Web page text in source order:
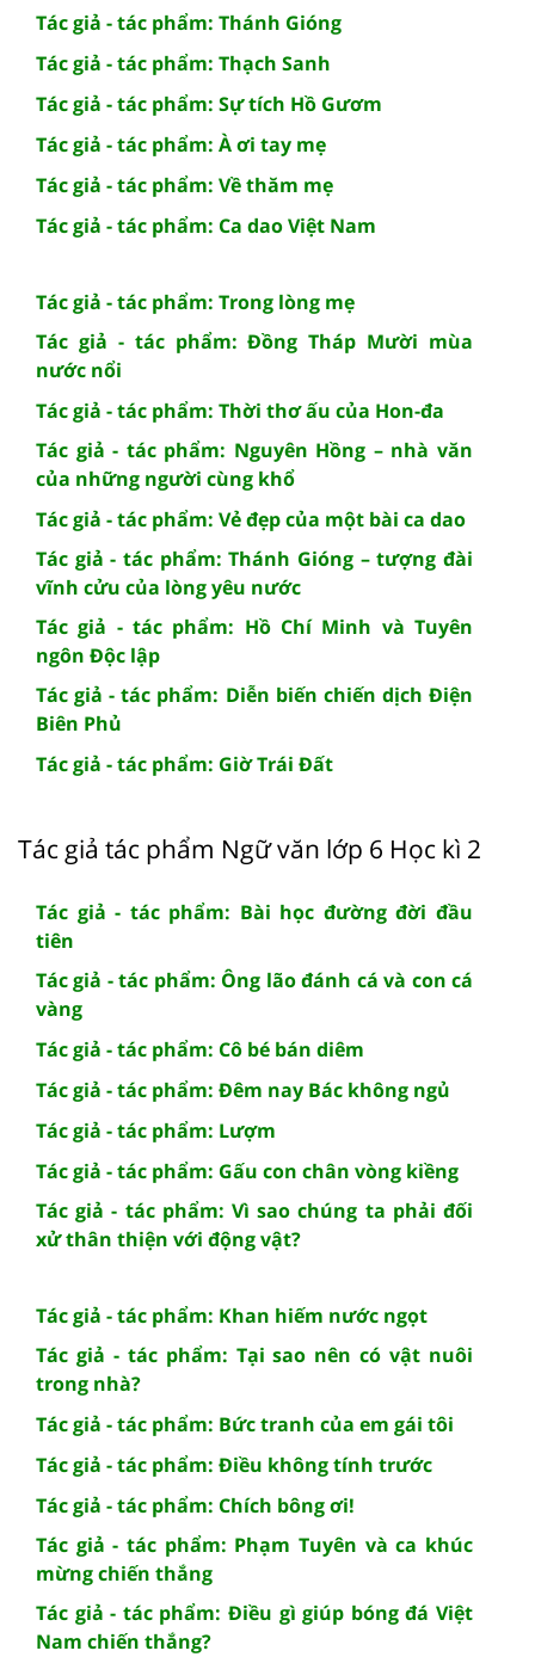
Tác giả - tác phẩm: Thánh Gióng
Tác giả - tác phẩm: Thạch Sanh
Tác giả - tác phẩm: Sự tích Hồ Gươm
Tác giả - tác phẩm: À ơi tay mẹ
Tác giả - tác phẩm: Về thăm mẹ
Tác giả - tác phẩm: Ca dao Việt Nam
Tác giả - tác phẩm: Trong lòng mẹ
Tác giả - tác phẩm: Đồng Tháp Mười mùa
nước nổi
Tác giả - tác phẩm: Thời thơ ấu của Hon-đa
Tác giả - tác phẩm: Nguyên Hồng – nhà văn
của những người cùng khổ
Tác giả - tác phẩm: Vẻ đẹp của một bài ca dao
Tác giả - tác phẩm: Thánh Gióng – tượng đài
vĩnh cửu của lòng yêu nước
Tác giả - tác phẩm: Hồ Chí Minh và Tuyên
ngôn Độc lập
Tác giả - tác phẩm: Diễn biến chiến dịch Điện
Biên Phủ
Tác giả - tác phẩm: Giờ Trái Đất
Tác giả tác phẩm Ngữ văn lớp 6 Học kì 2
Tác giả - tác phẩm: Bài học đường đời đầu
tiên
Tác giả - tác phẩm: Ông lão đánh cá và con cá
vàng
Tác giả - tác phẩm: Cô bé bán diêm
Tác giả - tác phẩm: Đêm nay Bác không ngủ
Tác giả - tác phẩm: Lượm
Tác giả - tác phẩm: Gấu con chân vòng kiềng
Tác giả - tác phẩm: Vì sao chúng ta phải đối
xử thân thiện với động vật?
Tác giả - tác phẩm: Khan hiếm nước ngọt
Tác giả - tác phẩm: Tại sao nên có vật nuôi
trong nhà?
Tác giả - tác phẩm: Bức tranh của em gái tôi
Tác giả - tác phẩm: Điều không tính trước
Tác giả - tác phẩm: Chích bông ơi!
Tác giả - tác phẩm: Phạm Tuyên và ca khúc
mừng chiến thắng
Tác giả - tác phẩm: Điều gì giúp bóng đá Việt
Nam chiến thắng?